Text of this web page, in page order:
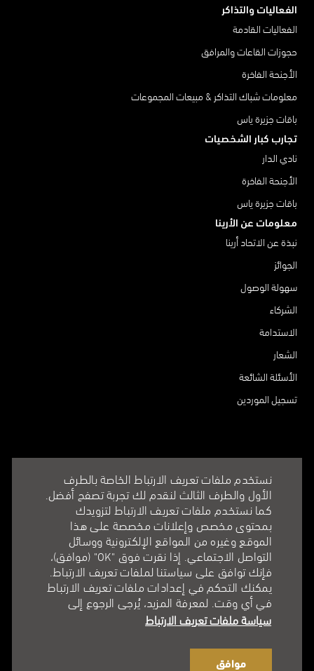
الفعاليات والتذاكر
الفعاليات القادمة
حجوزات القاعات والمرافق
الأجنحة الفاخرة
معلومات شباك التذاكر & مبيعات المجموعات
باقات جزيرة ياس
تجارب كبار الشخصيات
نادي الدار
الأجنحة الفاخرة
باقات جزيرة ياس
معلومات عن الأرينا
نبذة عن الاتحاد أرينا
الجوائز
سهولة الوصول
الشركاء
الاستدامة
الشعار
الأسئلة الشائعة
تسجيل الموردين
نستخدم ملفات تعريف الارتباط الخاصة بالطرف
الأول والطرف الثالث لنقدم لك تجربة تصفح أفضل.
كما نستخدم ملفات تعريف الارتباط لتزويدك
بمحتوى مخصص وإعلانات مخصصة على هذا
الموقع وغيره من المواقع الإلكترونية ووسائل
التواصل الاجتماعي. إذا نقرت فوق "OK" (موافق)،
فإنك توافق على سياستنا لملفات تعريف الارتباط.
يمكنك التحكم في إعدادات ملفات تعريف الارتباط
في أي وقت. لمعرفة المزيد، يُرجى الرجوع إلى
سياسة ملفات تعريف الارتباط
موافق